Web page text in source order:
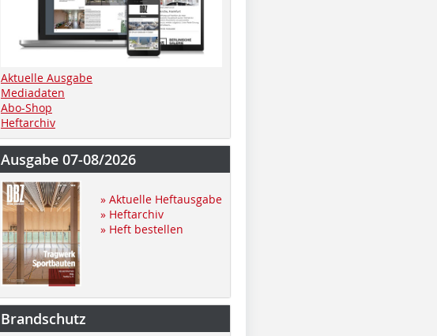
Aktuelle Ausgabe
Mediadaten
Abo-Shop
Heftarchiv
Ausgabe 07-08/2026
» Aktuelle Heftausgabe
» Heftarchiv
» Heft bestellen
Brandschutz